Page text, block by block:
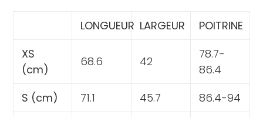
LONGUEUR LARGEUR
POITRINE
XS
(cm)
68.6 42
78.7-
86.4
S (cm)
71.1 45.7 86.4-94